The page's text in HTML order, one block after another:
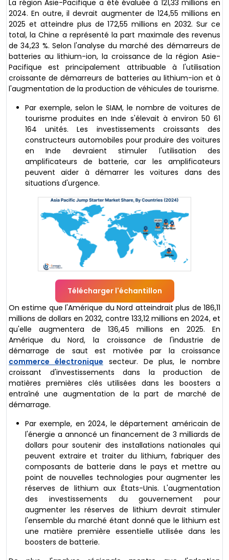
La région Asie-Pacifique a été évaluée à 121,33 millions en
2024. En outre, il devrait augmenter de 124,55 millions en
2025 et atteindre plus de 172,55 millions en 2032. Sur ce
total, la Chine a représenté la part maximale des revenus
de 34,23 %. Selon l'analyse du marché des démarreurs de
batteries au lithium-ion, la croissance de la région Asie-
Pacifique est principalement attribuable à l'utilisation
croissante de démarreurs de batteries au lithium-ion et à
l'augmentation de la production de véhicules de tourisme.
Par exemple, selon le SIAM, le nombre de voitures de
tourisme produites en Inde s'élevait à environ 50 61
164 unités. Les investissements croissants des
constructeurs automobiles pour produire des voitures
en Inde devraient stimuler l'utilisation des
amplificateurs de batterie, car les amplificateurs
peuvent aider à démarrer les voitures dans des
situations d'urgence.
Télécharger l'échantillon
On estime que l'Amérique du Nord atteindrait plus de 186,11
millions de dollars en 2032, contre 133,12 millions en 2024, et
qu'elle augmentera de 136,45 millions en 2025. En
Amérique du Nord, la croissance de l'industrie de
démarrage de saut est motivée par la croissance
commerce électronique secteur. De plus, le nombre
croissant d'investissements dans la production de
matières premières clés utilisées dans les boosters a
entraîné une augmentation de la part de marché de
démarrage.
Par exemple, en 2024, le département américain de
l'énergie a annoncé un financement de 3 milliards de
dollars pour soutenir des installations nationales qui
peuvent extraire et traiter du lithium, fabriquer des
composants de batterie dans le pays et mettre au
point de nouvelles technologies pour augmenter les
réserves de lithium aux États-Unis. L'augmentation
des investissements du gouvernement pour
augmenter les réserves de lithium devrait stimuler
l'ensemble du marché étant donné que le lithium est
une matière première essentielle utilisée dans les
boosters de batterie.